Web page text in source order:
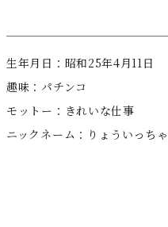
⽣年⽉⽇：昭和25年4⽉11⽇
趣味：パチンコ
モットー：きれいな仕事
ニックネーム：りょういっち